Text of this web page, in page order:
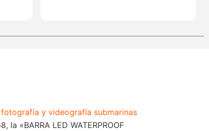
fotografía y videografía submarinas
«BARRA LED WATERPROOF